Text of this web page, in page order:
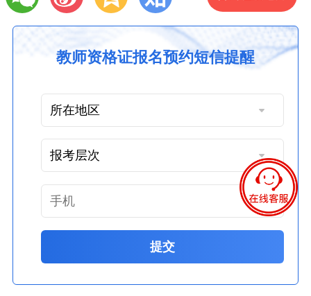
教师资格证报名预约短信提醒
提交